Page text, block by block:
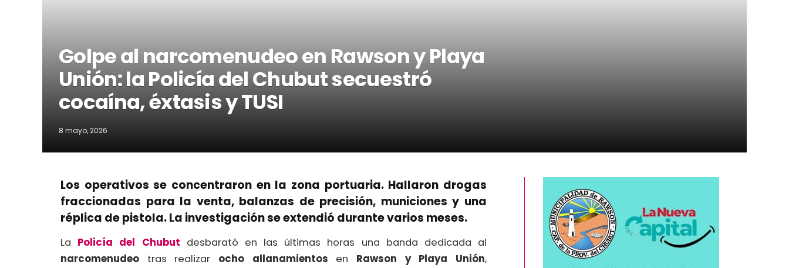
Golpe al narcomenudeo en Rawson y Playa
Unión: la Policía del Chubut secuestró
cocaína, éxtasis y TUSI
8 mayo, 2026
Los operativos se concentraron en la zona portuaria. Hallaron drogas
fraccionadas para la venta, balanzas de precisión, municiones y una
réplica de pistola. La investigación se extendió durante varios meses.
La Policía del Chubut desbarató en las últimas horas una banda dedicada al
narcomenudeo tras realizar ocho allanamientos en Rawson y Playa Unión,